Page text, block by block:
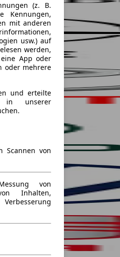
(z. B.
Kennungen,
mit anderen
usw.) auf
werden,
App oder
oder mehrere
und erteilte
in unserer
Scannen von
von
Inhalten,